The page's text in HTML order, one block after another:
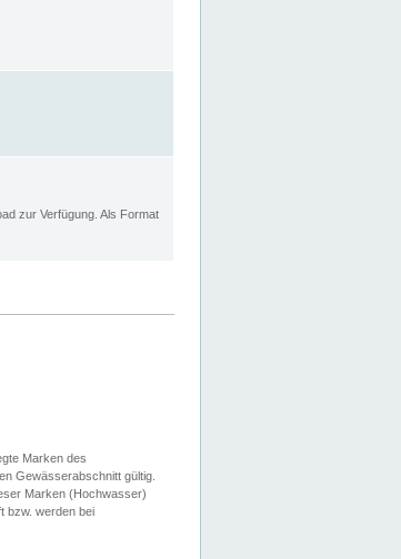
zur Verfügung. Als Format
Marken des
Gewässerabschnitt gültig.
Marken (Hochwasser)
bzw. werden bei